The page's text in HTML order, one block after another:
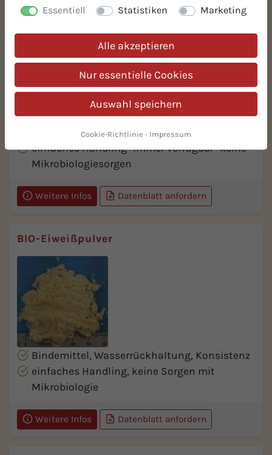
Hervorragende emulgierende Eigenschaft
Natürliche Farbgebung durch hohen
Carotinoidgehalt
einfaches Handling -immer verfügbar -keine
Mikrobiologiesorgen
Weitere Infos Datenblatt anfordern
BIO-Eiweißpulver
Bindemittel, Wasserrückhaltung, Konsistenz
einfaches Handling, keine Sorgen mit
Mikrobiologie
Weitere Infos Datenblatt anfordern
Essentiell Statistiken Marketing
Alle akzeptieren
Nur essentielle Cookies
Auswahl speichern
Cookie-Richtlinie · Impressum